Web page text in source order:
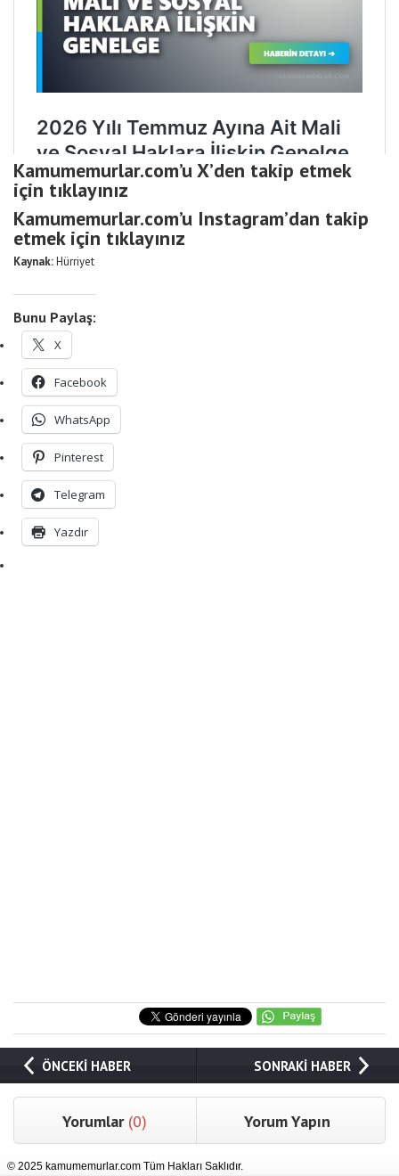
Kamumemurlar.com’u X’den takip etmek
için tıklayınız
Kamumemurlar.com’u Instagram’dan takip
etmek için tıklayınız
Kaynak:Hürriyet
Bunu Paylaş:
X
Facebook
WhatsApp
Pinterest
Telegram
Yazdır
ÖNCEKİ HABER SONRAKİ HABER
Yorumlar (0) Yorum Yapın
© 2025 kamumemurlar.com Tüm Hakları Saklıdır.